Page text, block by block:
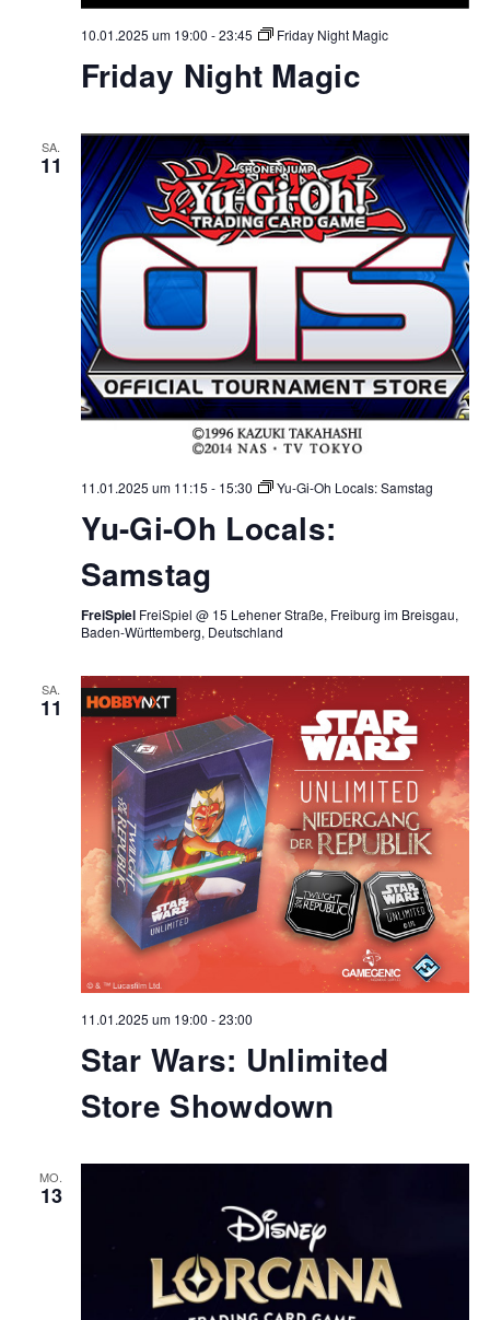
10.01.2025 um 19:00 -23:45 Friday Night Magic
Friday Night Magic
SA.
11
11.01.2025 um 11:15 - 15:30 Yu-Gi-Oh Locals: Samstag
Yu-Gi-Oh Locals:
Samstag
FreiSpiel FreiSpiel @ 15 Lehener Straße, Freiburg im Breisgau,
Baden-Württemberg, Deutschland
SA.
11
11.01.2025 um 19:00 -23:00
Star Wars: Unlimited
Store Showdown
MO.
13